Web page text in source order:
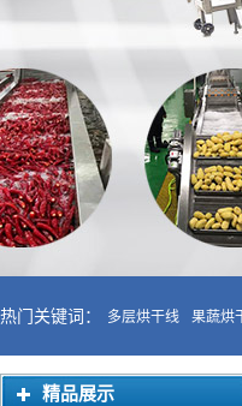
热门关键词： 多层烘干线 果蔬烘
精品展示